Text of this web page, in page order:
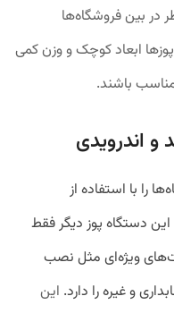
در بین فروشگاه‌ها
ابعاد کوچک و وزن کمی
باشند.
و اندرویدی
را با استفاده از
دستگاه پوز دیگر فقط
ویژه‌ای مثل نصب
و غیره را دارد. این